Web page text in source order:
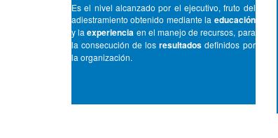
Es el nivel alcanzado por el ejecutivo, fruto del
adiestramiento obtenido mediante la educación
y laexperiencia en el manejo de recursos, para
la consecución de losresultados definidos por
la organización.